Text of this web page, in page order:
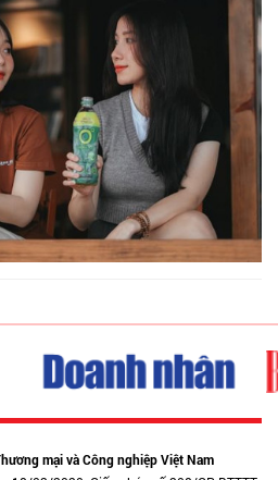
mại và Công nghiệp Việt Nam